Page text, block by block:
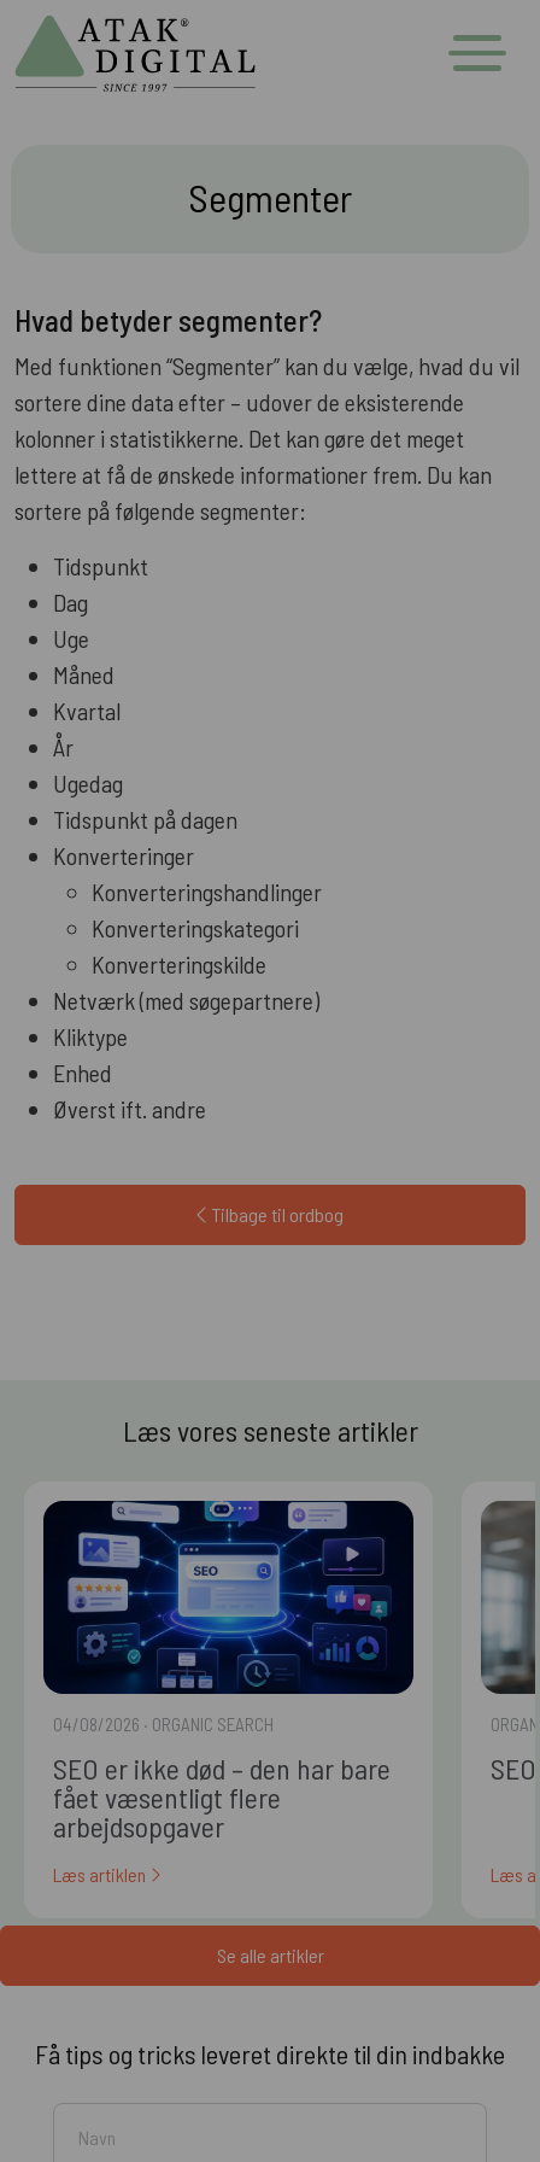
Segmenter
Hvad betyder segmenter?
Med funktionen “Segmenter” kan du vælge, hvad du vil
sortere dine data efter – udover de eksisterende
kolonner i statistikkerne. Det kan gøre det meget
lettere at få de ønskede informationer frem. Du kan
sortere på følgende segmenter:
Tidspunkt
Dag
Uge
Måned
Kvartal
År
Ugedag
Tidspunkt på dagen
Konverteringer
Konverteringshandlinger
Konverteringskategori
Konverteringskilde
Netværk (med søgepartnere)
Kliktype
Enhed
Øverst ift. andre
Tilbage til ordbog
Læs vores seneste artikler
04/08/2026 · ORGANIC SEARCH
SEO er ikke død – den har bare
fået væsentligt flere
arbejdsopgaver
Læs artiklen Læs
Se alle artikler
Få tips og tricks leveret direkte til din indbakke